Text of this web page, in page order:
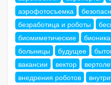
аэрофотосъемка
безработица и роботы
биомиметические
бионика
больницы
будущее
вакансии
вектор
внедрения роботов